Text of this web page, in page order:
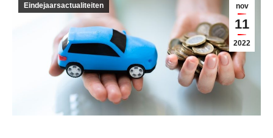
nov
11
2022
Eindejaarsactualiteiten